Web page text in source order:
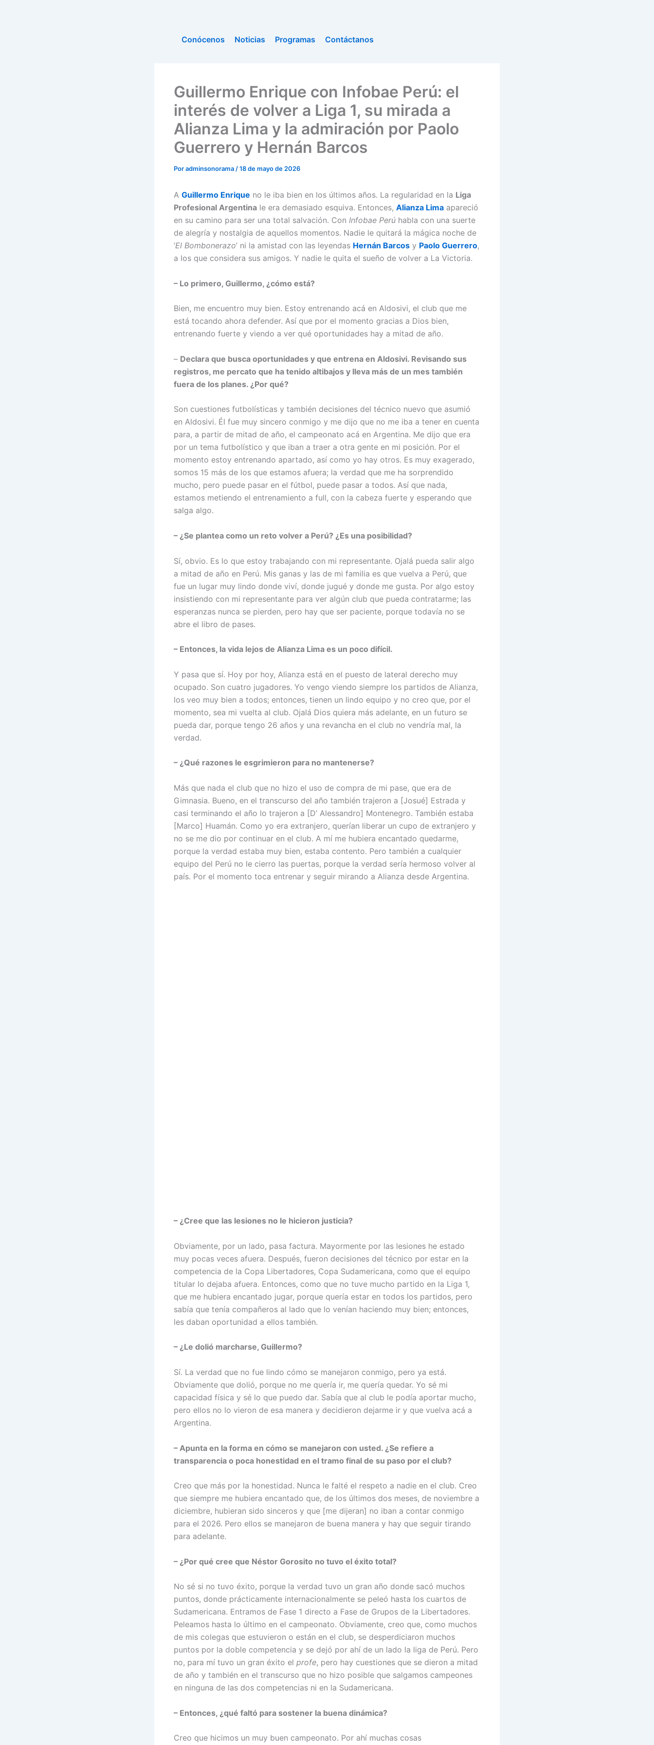
Conócenos
Noticias Programas Contáctanos
Guillermo Enrique con Infobae Perú: el
interés de volver a Liga 1, su mirada a
Alianza Lima y la admiración por Paolo
Guerrero y Hernán Barcos
Poradminsonorama /18 de mayo de 2026
A Guillermo Enrique no le iba bien en los últimos años. La regularidad en la Liga
Profesional Argentina le era demasiado esquiva. Entonces, Alianza Lima apareció
en su camino para ser una total salvación. Con Infobae Perú habla con una suerte
de alegría y nostalgia de aquellos momentos. Nadie le quitará la mágica noche de
‘El Bombonerazo’ ni la amistad con las leyendas Hernán Barcos y Paolo Guerrero,
a los que considera sus amigos. Y nadie le quita el sueño de volver a La Victoria.
– Lo primero, Guillermo, ¿cómo está?
Bien, me encuentro muy bien. Estoy entrenando acá en Aldosivi, el club que me
está tocando ahora defender. Así que por el momento gracias a Dios bien,
entrenando fuerte y viendo a ver qué oportunidades hay a mitad de año.
– Declara que busca oportunidades y que entrena en Aldosivi. Revisando sus
registros, me percato que ha tenido altibajos y lleva más de un mes también
fuera de los planes. ¿Por qué?
Son cuestiones futbolísticas y también decisiones del técnico nuevo que asumió
en Aldosivi. Él fue muy sincero conmigo y me dijo que no me iba a tener en cuenta
para, a partir de mitad de año, el campeonato acá en Argentina. Me dijo que era
por un tema futbolístico y que iban a traer a otra gente en mi posición. Por el
momento estoy entrenando apartado, así como yo hay otros. Es muy exagerado,
somos 15 más de los que estamos afuera; la verdad que me ha sorprendido
mucho, pero puede pasar en el fútbol, puede pasar a todos. Así que nada,
estamos metiendo el entrenamiento a full, con la cabeza fuerte y esperando que
salga algo.
– ¿Se plantea como un reto volver a Perú? ¿Es una posibilidad?
Sí, obvio. Es lo que estoy trabajando con mi representante. Ojalá pueda salir algo
a mitad de año en Perú. Mis ganas y las de mi familia es que vuelva a Perú, que
fue un lugar muy lindo donde viví, donde jugué y donde me gusta. Por algo estoy
insistiendo con mi representante para ver algún club que pueda contratarme; las
esperanzas nunca se pierden, pero hay que ser paciente, porque todavía no se
abre el libro de pases.
– Entonces, la vida lejos de Alianza Lima es un poco difícil.
Y pasa que sí. Hoy por hoy, Alianza está en el puesto de lateral derecho muy
ocupado. Son cuatro jugadores. Yo vengo viendo siempre los partidos de Alianza,
los veo muy bien a todos; entonces, tienen un lindo equipo y no creo que, por el
momento, sea mi vuelta al club. Ojalá Dios quiera más adelante, en un futuro se
pueda dar, porque tengo 26 años y una revancha en el club no vendría mal, la
verdad.
– ¿Qué razones le esgrimieron para no mantenerse?
Más que nada el club que no hizo el uso de compra de mi pase, que era de
Gimnasia. Bueno, en el transcurso del año también trajeron a [Josué] Estrada y
casi terminando el año lo trajeron a [D’ Alessandro] Montenegro. También estaba
[Marco] Huamán. Como yo era extranjero, querían liberar un cupo de extranjero y
no se me dio por continuar en el club. A mí me hubiera encantado quedarme,
porque la verdad estaba muy bien, estaba contento. Pero también a cualquier
equipo del Perú no le cierro las puertas, porque la verdad sería hermoso volver al
país. Por el momento toca entrenar y seguir mirando a Alianza desde Argentina.
– ¿Cree que las lesiones no le hicieron justicia?
Obviamente, por un lado, pasa factura. Mayormente por las lesiones he estado
muy pocas veces afuera. Después, fueron decisiones del técnico por estar en la
competencia de la Copa Libertadores, Copa Sudamericana, como que el equipo
titular lo dejaba afuera. Entonces, como que no tuve mucho partido en la Liga 1,
que me hubiera encantado jugar, porque quería estar en todos los partidos, pero
sabía que tenía compañeros al lado que lo venían haciendo muy bien; entonces,
les daban oportunidad a ellos también.
– ¿Le dolió marcharse, Guillermo?
Sí. La verdad que no fue lindo cómo se manejaron conmigo, pero ya está.
Obviamente que dolió, porque no me quería ir, me quería quedar. Yo sé mi
capacidad física y sé lo que puedo dar. Sabía que al club le podía aportar mucho,
pero ellos no lo vieron de esa manera y decidieron dejarme ir y que vuelva acá a
Argentina.
– Apunta en la forma en cómo se manejaron con usted. ¿Se refiere a
transparencia o poca honestidad en el tramo final de su paso por el club?
Creo que más por la honestidad. Nunca le falté el respeto a nadie en el club. Creo
que siempre me hubiera encantado que, de los últimos dos meses, de noviembre a
diciembre, hubieran sido sinceros y que [me dijeran] no iban a contar conmigo
para el 2026. Pero ellos se manejaron de buena manera y hay que seguir tirando
para adelante.
– ¿Por qué cree que Néstor Gorosito no tuvo el éxito total?
No sé si no tuvo éxito, porque la verdad tuvo un gran año donde sacó muchos
puntos, donde prácticamente internacionalmente se peleó hasta los cuartos de
Sudamericana. Entramos de Fase 1 directo a Fase de Grupos de la Libertadores.
Peleamos hasta lo último en el campeonato. Obviamente, creo que, como muchos
de mis colegas que estuvieron o están en el club, se desperdiciaron muchos
puntos por la doble competencia y se dejó por ahí de un lado la liga de Perú. Pero
no, para mí tuvo un gran éxito el profe, pero hay cuestiones que se dieron a mitad
de año y también en el transcurso que no hizo posible que salgamos campeones
en ninguna de las dos competencias ni en la Sudamericana.
– Entonces, ¿qué faltó para sostener la buena dinámica?
Creo que hicimos un muy buen campeonato. Por ahí muchas cosas